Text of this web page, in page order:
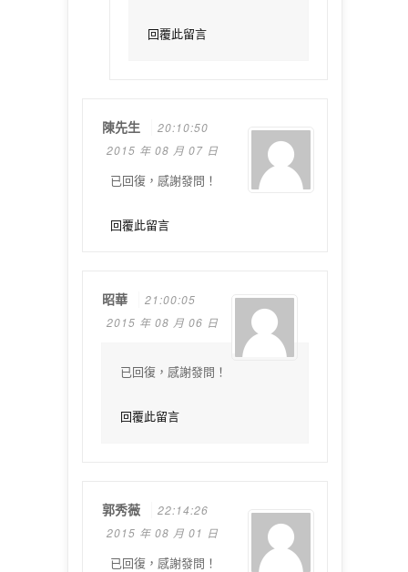
回覆此留言
陳先生
20:10:50
2015 年 08 月 07 日
已回復，感謝發問！
回覆此留言
昭華
21:00:05
2015 年 08 月 06 日
已回復，感謝發問！
回覆此留言
郭秀薇
22:14:26
2015 年 08 月 01 日
已回復，感謝發問！